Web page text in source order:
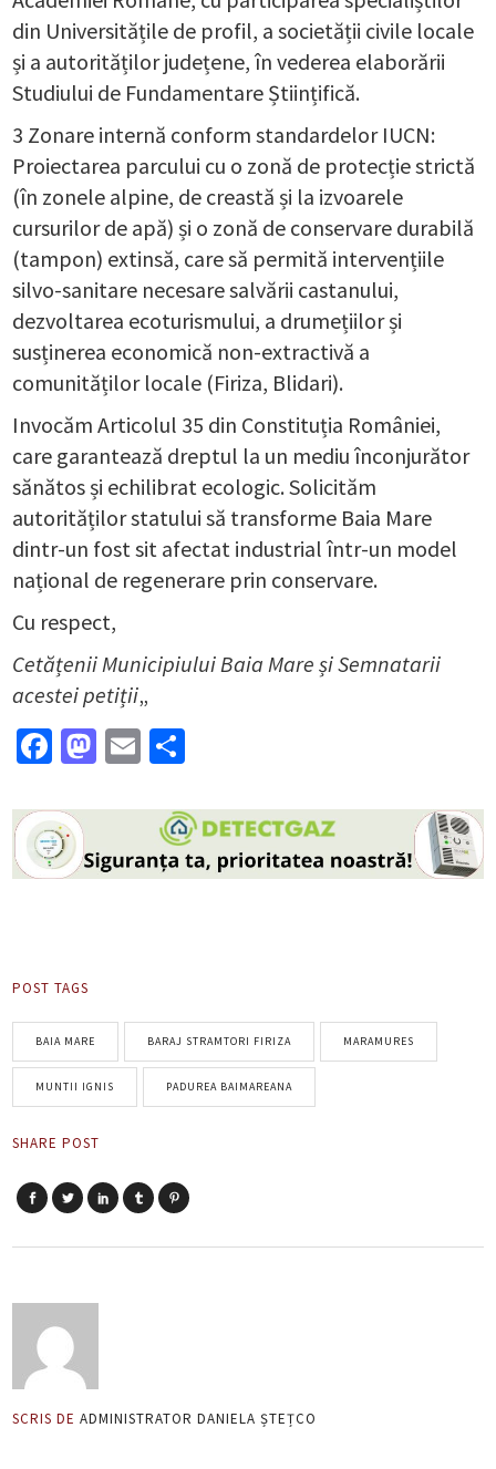
din Universitățile de profil, a societății civile locale
și a autorităților județene, în vederea elaborării
Studiului de Fundamentare Științifică.
3 Zonare internă conform standardelor IUCN:
Proiectarea parcului cu o zonă de protecție strictă
(în zonele alpine, de creastă și la izvoarele
cursurilor de apă) și o zonă de conservare durabilă
(tampon) extinsă, care să permită intervențiile
silvo-sanitare necesare salvării castanului,
dezvoltarea ecoturismului, a drumețiilor și
susținerea economică non-extractivă a
comunităților locale (Firiza, Blidari).
Invocăm Articolul 35 din Constituția României,
care garantează dreptul la un mediu înconjurător
sănătos și echilibrat ecologic. Solicităm
autorităților statului să transforme Baia Mare
dintr-un fost sit afectat industrial într-un model
național de regenerare prin conservare.
Cu respect,
Cetățenii Municipiului Baia Mare și Semnatarii
acestei petiții„
Facebook
Mastodon
Email
POST TAGS
BAIA MARE BARAJ STRAMTORI FIRIZA MARAMURES
MUNTII IGNIS PADUREA BAIMAREANA
SHARE POST
SCRIS DE ADMINISTRATOR DANIELA ȘTEȚCO